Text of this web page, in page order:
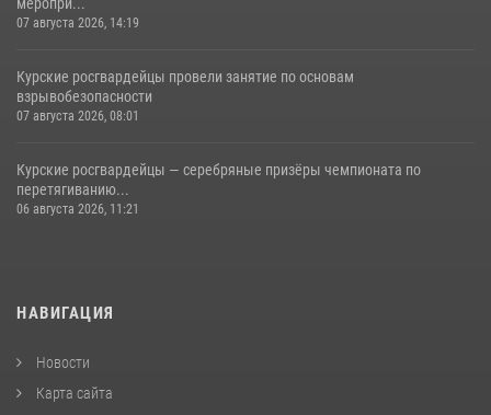
07 августа 2026, 14:19
Курские росгвардейцы провели занятие по основам
взрывобезопасности
07 августа 2026, 08:01
Курские росгвардейцы — серебряные призёры чемпионата по
перетягиванию...
06 августа 2026, 11:21
НАВИГАЦИЯ
Новости
Карта сайта